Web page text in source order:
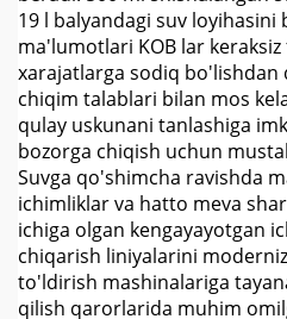
19 l balyandagi suv loyihasini
ma'lumotlari KOB lar
xarajatlarga sodiq bo'lishdan
chiqim talablari bilan mos
qulay uskunani tanlashiga
bozorga chiqish uchun
Suvga qo'shimcha ravishda
ichimliklar va hatto meva
ichiga olgan kengayayotgan
chiqarish liniyalarini
to'ldirish mashinalariga
qilish qarorlarida muhim